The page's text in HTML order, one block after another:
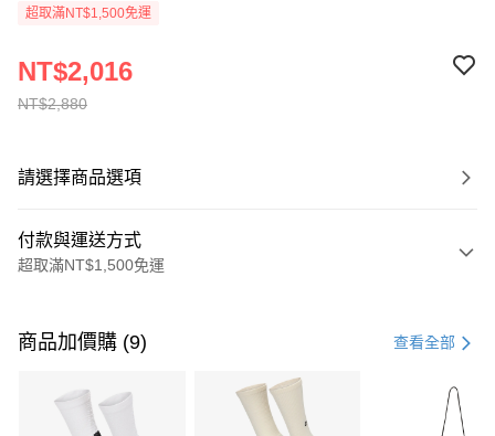
超取滿NT$1,500免運
NT$2,880
NT$2,016
請選擇商品選項
付款與運送方式
超取滿NT$1,500免運
信用卡一次付款
3 期 0 利率 每期 21家銀行
商品加價購 (9) 查看全部